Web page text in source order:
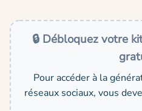
🔒 Débloquez votre
Pour accéder à la
réseaux sociaux, vous